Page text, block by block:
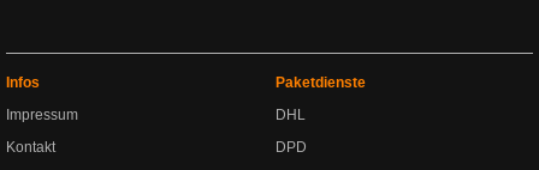
Infos
Impressum
Kontakt
Paketdienste
DHL
DPD